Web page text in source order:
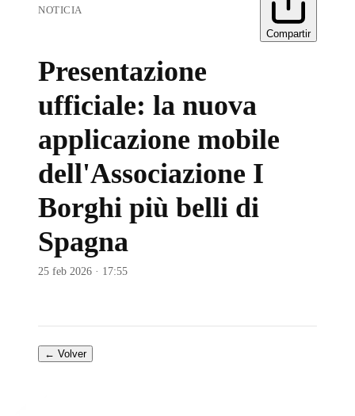
NOTICIA
Compartir
Presentazione
ufficiale: la nuova
applicazione mobile
dell'Associazione I
Borghi più belli di
Spagna
25 feb 2026 · 17:55
← Volver